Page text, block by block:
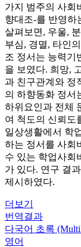
가지 범주의 사회
향대조-를 반영하
살펴보면, 우울,
부심, 경멸, 타인
조 정서는 능력기
을 보였다. 희망,
과 친구관계와 정
의 하향동화 정서
하위요인과 전체
여 척도의 신뢰도
일상생활에서 학
하는 정서를 사회
수 있는 학업사회
가 있다. 연구 결
제시하였다.
더보기
번역결과
다국어 초록
영어